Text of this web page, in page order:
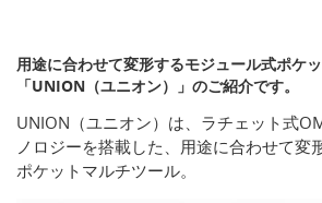
用途に合わせて変形するモジュール式ポケ
「UNION（ユニオン）」のご紹介です。
UNION（ユニオン）は、ラチェット式
ノロジーを搭載した、用途に合わせて変
ポケットマルチツール。